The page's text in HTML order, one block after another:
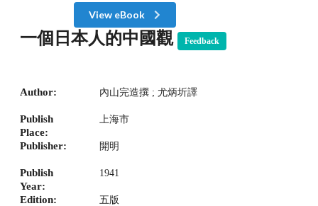
View eBook
一個日本人的中國觀 Feedback
Author: 內山完造撰 ; 尤炳圻譯
Publish
Place:
上海市
Publisher: 開明
Publish
Year:
1941
Edition: 五版